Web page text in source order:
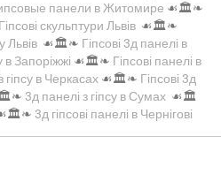
панели в Житомире ☙🏛️❧
Гіпсові скульптури Львів ☙🏛️❧
Львів ☙🏛️❧ Гіпсові 3д панелі в
в Запоріжжі ☙🏛️❧ Гіпсові панелі в
гіпсу в Черкасах ☙🏛️❧ Гіпсові 3д
3д панелі з гіпсу в Сумах ☙🏛️
3д гіпсові панелі в Чернігові